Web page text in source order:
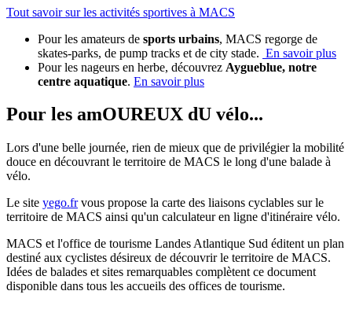
Tout savoir sur les activités sportives à MACS
Pour les amateurs de sports urbains, MACS regorge de
skates-parks, de pump tracks et de city stade. En savoir plus
Pour les nageurs en herbe, découvrez Aygueblue, notre
centre aquatique. En savoir plus
Pour les amOUREUX dU vélo...
Lors d'une belle journée, rien de mieux que de privilégier la mobilité
douce en découvrant le territoire de MACS le long d'une balade à
vélo.
Le site yego.frvous propose la carte des liaisons cyclables sur le
territoire de MACS ainsi qu'un calculateur en ligne d'itinéraire vélo.
MACS et l'office de tourisme Landes Atlantique Sud éditent un plan
destiné aux cyclistes désireux de découvrir le territoire de MACS.
Idées de balades et sites remarquables complètent ce document
disponible dans tous les accueils des offices de tourisme.